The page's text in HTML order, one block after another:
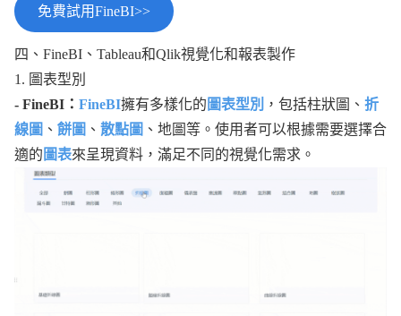
免費試用FineBI>>
四、FineBI、Tableau和Qlik視覺化和報表製作
1. 圖表型別
- FineBI： FineBI擁有多樣化的 圖表型別 ，包括柱狀圖、 折
線圖 、 餅圖 、 散點圖 、地圖等。使用者可以根據需要選擇合
適的 圖表來呈現資料，滿足不同的視覺化需求。